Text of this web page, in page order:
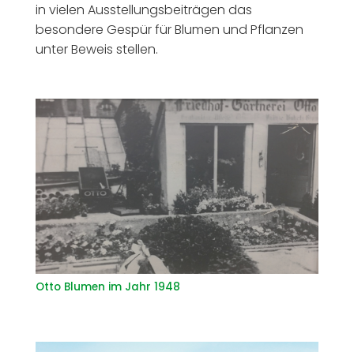
in vielen Ausstellungsbeiträgen das
besondere Gespür für Blumen und Pflanzen
unter Beweis stellen.
Otto Blumen im Jahr 1948